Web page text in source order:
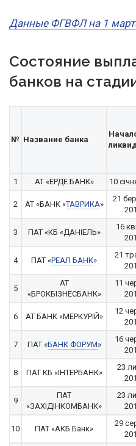
Данные ФГВФЛ на 1
Состояние
банков на
№ Название банка
1
АТ «ЕРДЕ БАНК» 10
2 АТ «БАНК «ТАВРИКА»
21
3 ПАТ «КБ «ДАНІЕЛЬ»
16
4 ПАТ «РЕАЛ БАНК»
21
5
АТ
«БРОКБІЗНЕСБАНК»
11
6 АТ БАНК «МЕРКУРІЙ»
12
7 ПАТ «БАНК ФОРУМ»
16
8 ПАТ КБ «ІНТЕРБАНК»
23
9
ПАТ
«ЗАХІДІНКОМБАНК»
23
10 ПАТ «АКБ Банк»
29